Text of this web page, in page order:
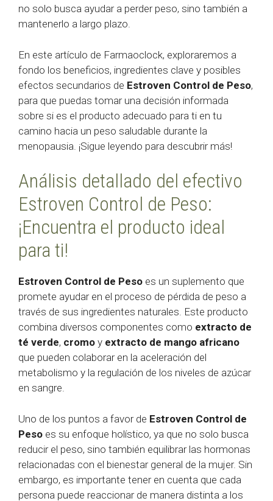
no solo busca ayudar a perder peso, sino también a
mantenerlo a largo plazo.
En este artículo de Farmaoclock, exploraremos a
fondo los beneficios, ingredientes clave y posibles
efectos secundarios de Estroven Control de Peso,
para que puedas tomar una decisión informada
sobre si es el producto adecuado para ti en tu
camino hacia un peso saludable durante la
menopausia. ¡Sigue leyendo para descubrir más!
Análisis detallado del efectivo
Estroven Control de Peso:
¡Encuentra el producto ideal
para ti!
Estroven Control de Peso es un suplemento que
promete ayudar en el proceso de pérdida de peso a
través de sus ingredientes naturales. Este producto
combina diversos componentes como extracto de
té verde, cromo y extracto de mango africano
que pueden colaborar en la aceleración del
metabolismo y la regulación de los niveles de azúcar
en sangre.
Uno de los puntos a favor de Estroven Control de
Peso es su enfoque holístico, ya que no solo busca
reducir el peso, sino también equilibrar las hormonas
relacionadas con el bienestar general de la mujer. Sin
embargo, es importante tener en cuenta que cada
persona puede reaccionar de manera distinta a los